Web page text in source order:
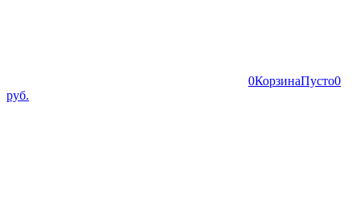
0КорзинаПусто0
руб.